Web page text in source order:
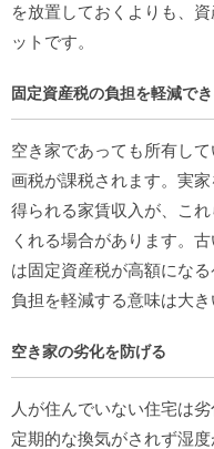
を放置しておくよりも、
ットです。
固定資産税の負担を軽減で
空き家であっても所有し
画税が課税されます。実
得られる家賃収入が、こ
くれる場合があります。
は固定資産税が高額にな
負担を軽減する意味は大き
空き家の劣化を防げる
人が住んでいない住宅は
定期的な換気がされず湿